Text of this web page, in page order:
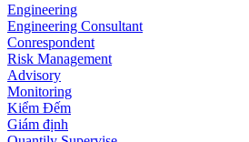
Engineering
Engineering Consultant
Conrespondent
Risk Management
Advisory
Monitoring
Kiểm Đếm
Giám định